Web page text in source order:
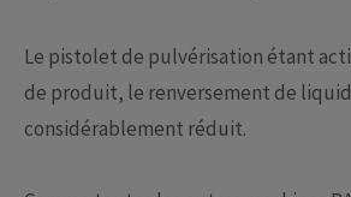
Le pistolet de pulvérisation étant
de produit, le renversement de
considérablement réduit.